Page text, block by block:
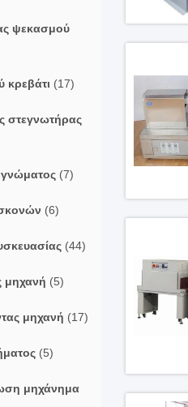
ψεκασμού
κρεβάτι (17)
στεγνωτήρας
(7)
(6)
(44)
μηχανή (5)
μηχανή (17)
(5)
μηχάνημα